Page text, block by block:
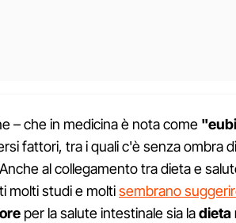
– che in medicina è nota come
fattori, tra i quali c'è senza ombra
al collegamento tra dieta e
molti studi e moltisembrano
per la salute intestinale sia ladieta